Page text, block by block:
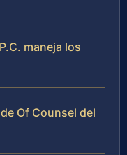
maneja los
Of Counsel del